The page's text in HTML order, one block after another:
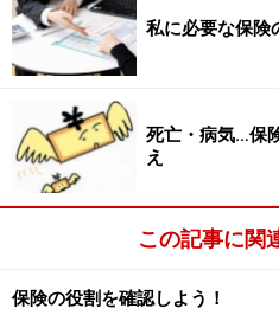
私に必要な保険
死亡・病気…保
え
この記事に関
保険の役割を確認しよう！